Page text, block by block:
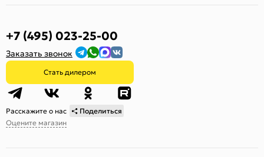
+7 (495) 023-25-00
Заказать звонок
Стать дилером
Расскажите о нас
Поделиться
Оцените магазин